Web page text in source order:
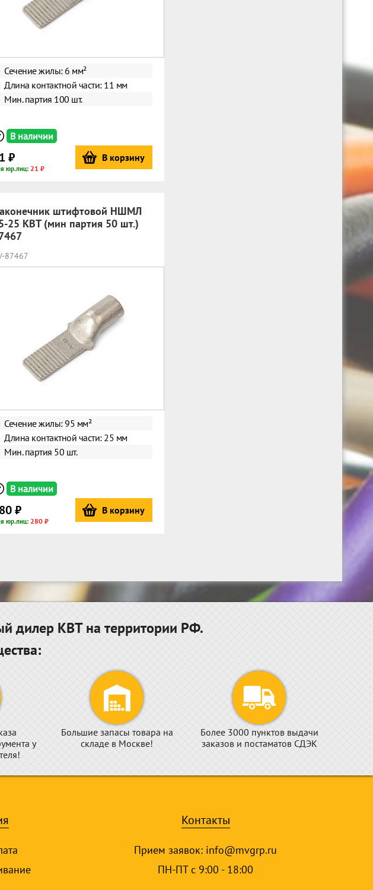
Сечение жилы: 6 мм²
Длина контактной части: 11 мм
Мин. партия 100 шт.
В наличии
₽
юр.лиц: 21 ₽
В корзину
штифтовой НШМЛ
25 КВТ (мин партия 50 шт.)
87467
Сечение жилы: 95 мм²
Длина контактной части: 25 мм
Мин. партия 50 шт.
В наличии
₽
юр.лиц: 280 ₽
В корзину
дилер КВТ на территории РФ.
у
Большие запасы товара на
складе в Москве!
Более 3000 пунктов выдачи
заказов и постаматов СДЭК
Контакты
Прием заявок: info@mvgrp.ru
ПН-ПТ с 9:00 - 18:00